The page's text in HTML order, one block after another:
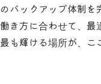
のバックアップ体制を
働き方に合わせて、
最も輝ける場所が、こ